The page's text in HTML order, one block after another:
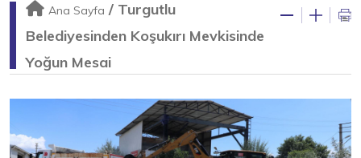
Ana Sayfa / Turgutlu
Belediyesinden Koşukırı Mevkisinde
Yoğun Mesai